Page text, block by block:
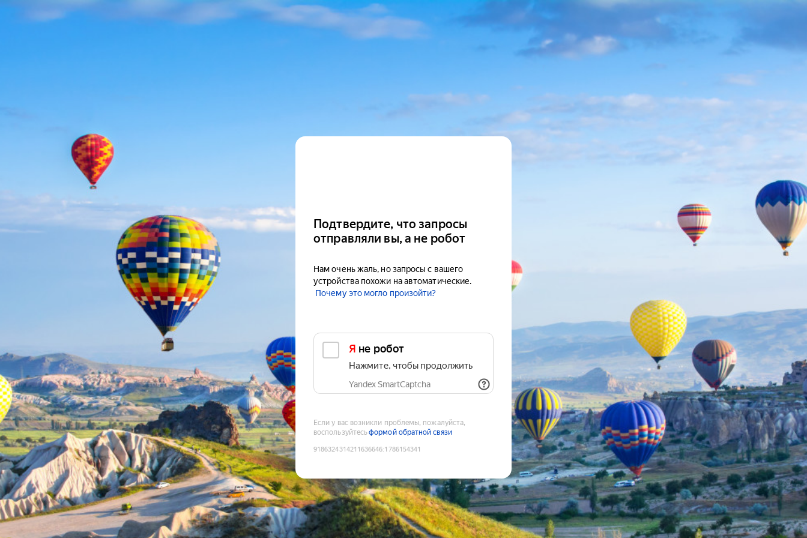
Подтвердите, что запросы
отправляли вы, а не робот
Нам очень жаль, но запросы с вашего
устройства похожи на автоматические.
Почему это могло произойти?
Я не робот
Нажмите, чтобы продолжить
Yandex SmartCaptcha
Если у вас возникли проблемы, пожалуйста,
воспользуйтесьформой обратной связи
9186324314211636646:1786154341